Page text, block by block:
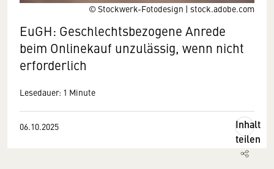
© Stockwerk-Fotodesign | stock.adobe.com
EuGH: Geschlechtsbezogene Anrede
beim Onlinekauf unzulässig, wenn nicht
erforderlich
Lesedauer: 1 Minute
06.10.2025
Inhalt
teilen